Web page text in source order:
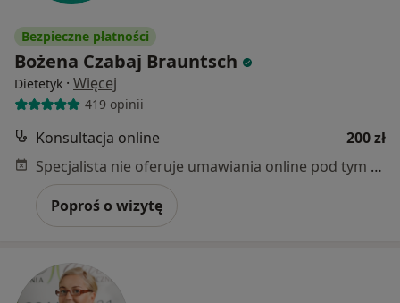
Bezpieczne płatności
Bożena Czabaj Brauntsch
Dietetyk · Więcej
419 opinii
Konsultacja online
200 zł
Specjalista nie oferuje umawiania online pod tym adresem.
Poproś o wizytę